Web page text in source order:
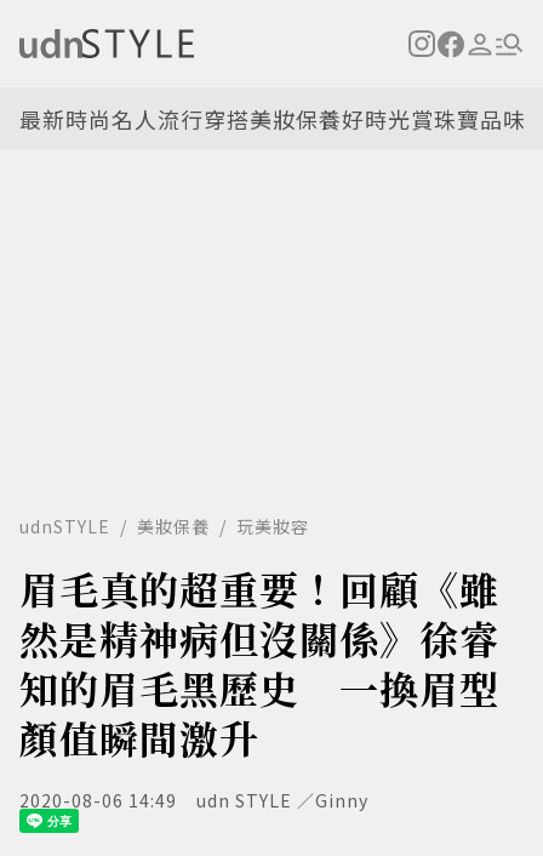
最新時尚名人流行穿搭美妝保養好時光賞珠寶品味
udnSTYLE 美妝保養 玩美妝容
眉毛真的超重要！回顧《雖
然是精神病但沒關係》徐睿
知的眉毛黑歷史 一換眉型
顏值瞬間激升
2020-08-06 14:49 udn STYLE ／Ginny